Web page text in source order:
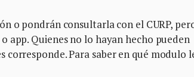
o pondrán consultarla con el CURP,
app. Quienes no lo hayan hecho pueden
Para saber en qué modulo